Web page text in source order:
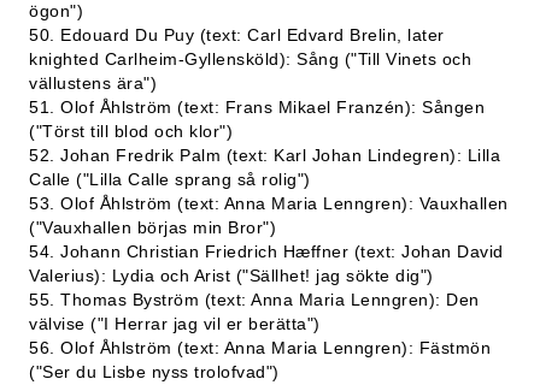
ögon")
50. Edouard Du Puy (text: Carl Edvard Brelin, later
knighted Carlheim-Gyllensköld): Sång ("Till Vinets och
vällustens ära")
51. Olof Åhlström (text: Frans Mikael Franzén): Sången
("Törst till blod och klor")
52. Johan Fredrik Palm (text: Karl Johan Lindegren): Lilla
Calle ("Lilla Calle sprang så rolig")
53. Olof Åhlström (text: Anna Maria Lenngren): Vauxhallen
("Vauxhallen börjas min Bror")
54. Johann Christian Friedrich Hæffner (text: Johan David
Valerius): Lydia och Arist ("Sällhet! jag sökte dig")
55. Thomas Byström (text: Anna Maria Lenngren): Den
välvise ("I Herrar jag vil er berätta")
56. Olof Åhlström (text: Anna Maria Lenngren): Fästmön
("Ser du Lisbe nyss trolofvad")